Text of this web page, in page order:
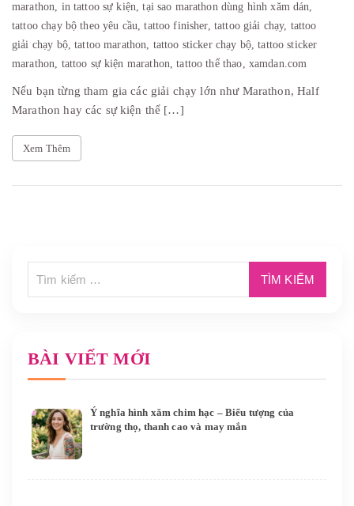
marathon, in tattoo sự kiện,tại sao marathon dùng hình xăm dán,
tattoo chạy bộ theo yêu cầu,tattoo finisher, tattoo giải chạy, tattoo
giải chạy bộ,tattoo marathon, tattoo sticker chạy bộ,tattoo sticker
marathon, tattoo sự kiện marathon,tattoo thể thao, xamdan.com
Nếu bạn từng tham gia các giải chạy lớn như Marathon, Half
Marathon hay các sự kiện thể […]
Xem Thêm
BÀI VIẾT MỚI
Ý nghĩa hình xăm chim hạc – Biểu tượng của
trường thọ, thanh cao và may mắn